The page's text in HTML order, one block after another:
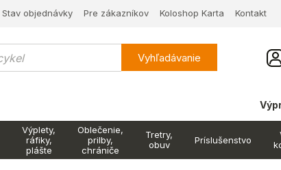
Stav objednávky Pre zákazníkov Koloshop Karta Kontakt
Vyhľadávanie
Výplety,
ráfiky,
plášte
Oblečenie,
prilby,
chrániče
Tretry,
obuv
Príslušenstvo